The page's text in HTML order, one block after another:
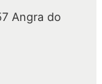
Angra do